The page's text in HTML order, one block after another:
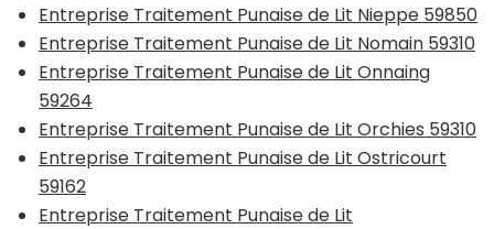
Entreprise Traitement Punaise de Lit Nieppe 59850
Entreprise Traitement Punaise de Lit Nomain 59310
Entreprise Traitement Punaise de Lit Onnaing
59264
Entreprise Traitement Punaise de Lit Orchies 59310
Entreprise Traitement Punaise de Lit Ostricourt
59162
Entreprise Traitement Punaise de Lit